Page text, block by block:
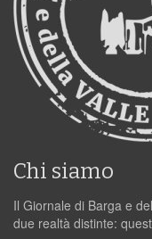
Chi siamo
Il Giornale di Barga e
due realtà distinte: